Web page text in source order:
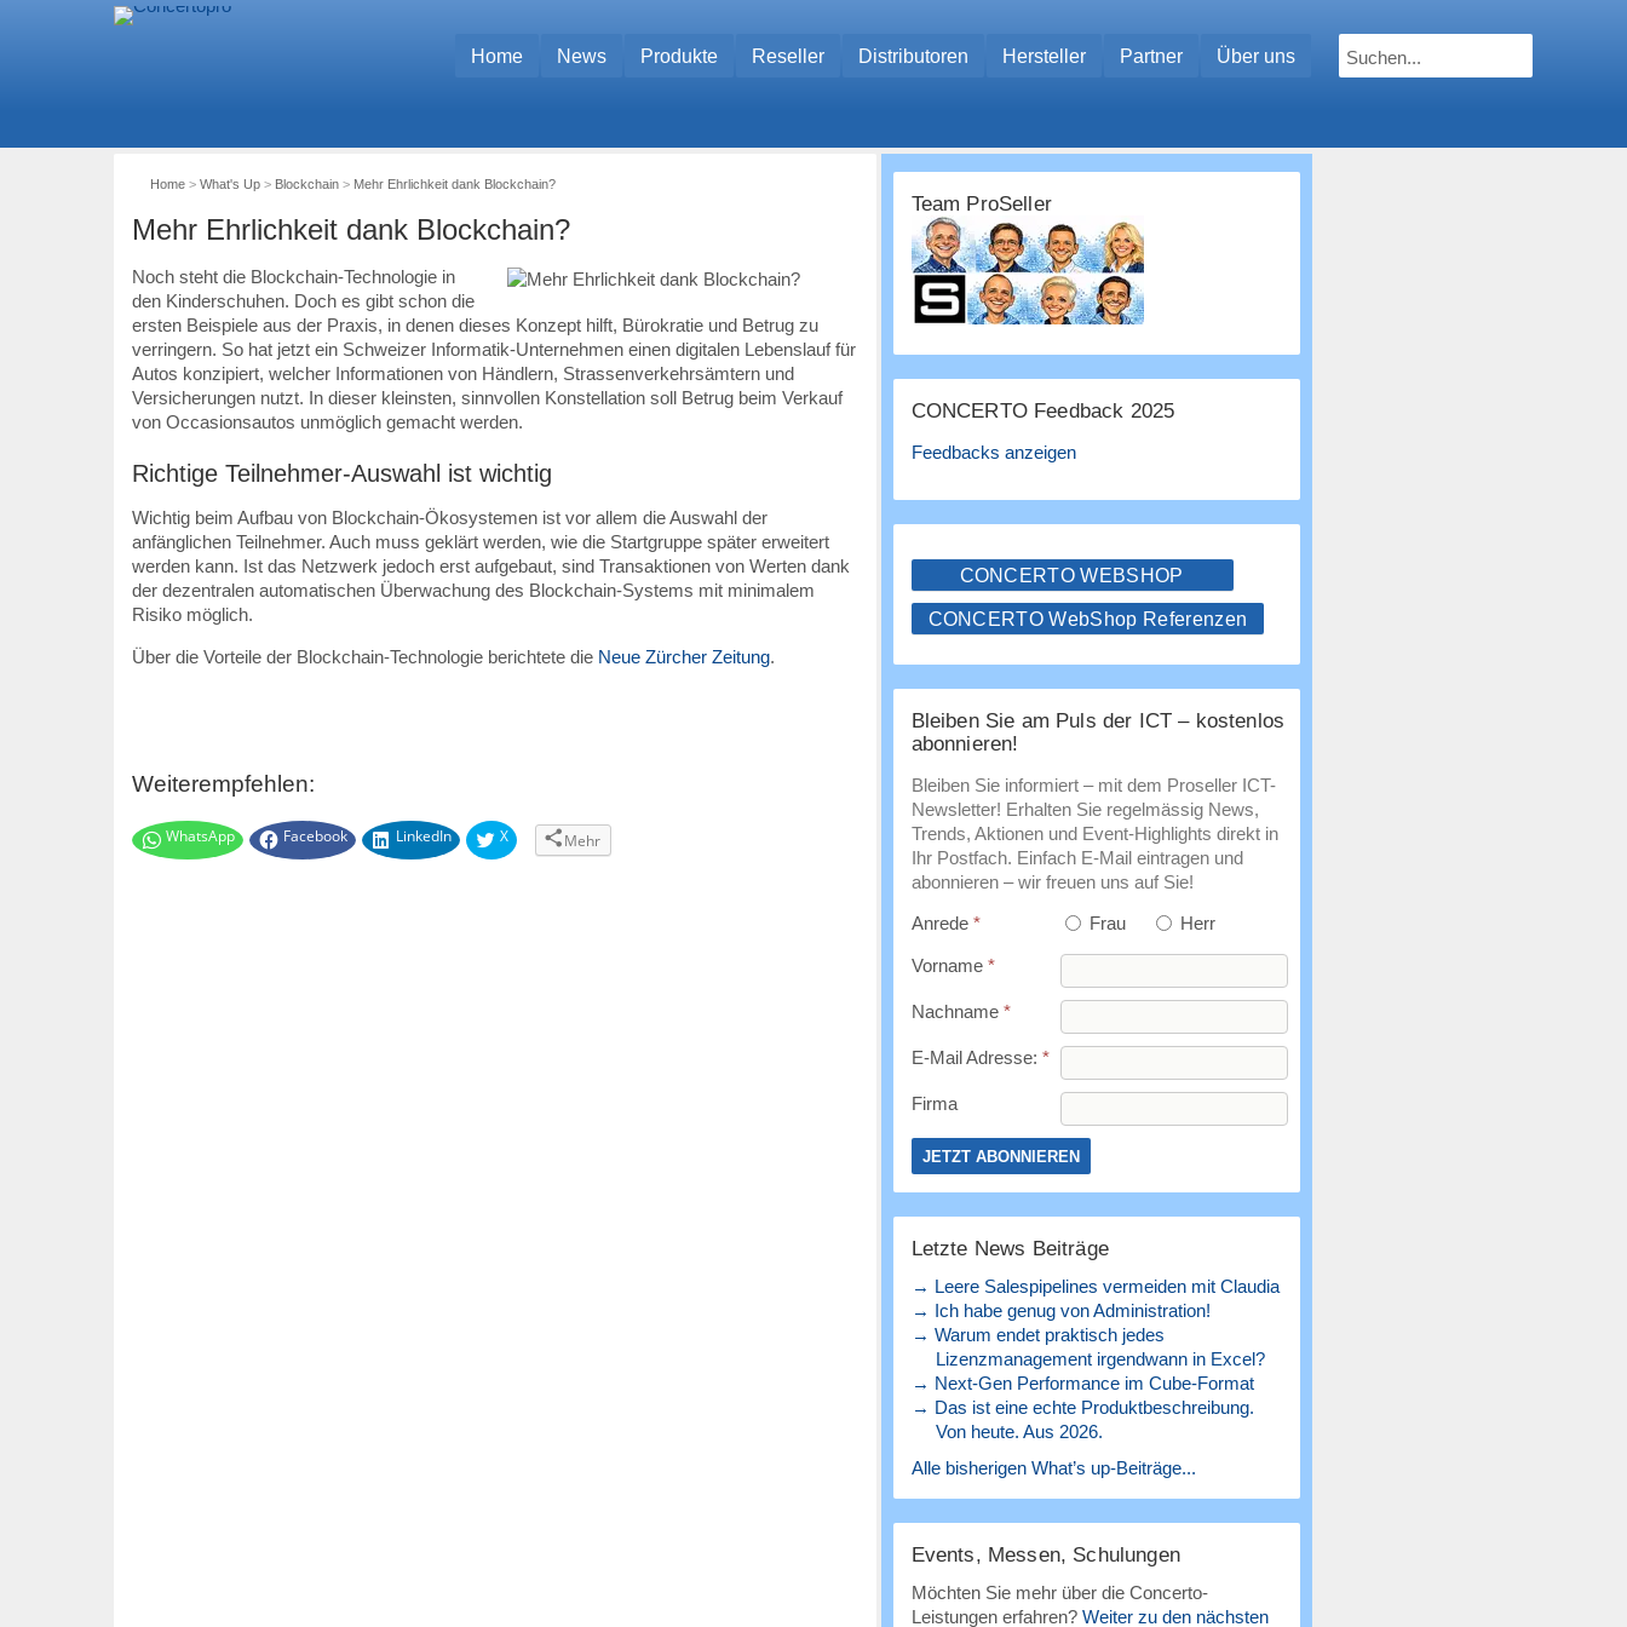
Home News Produkte Reseller Distributoren Hersteller Partner Über uns
Home> What's Up> Blockchain> Mehr Ehrlichkeit dank Blockchain?
Mehr Ehrlichkeit dank Blockchain?
Noch steht die Blockchain-Technologie in
den Kinderschuhen. Doch es gibt schon die
ersten Beispiele aus der Praxis, in denen dieses Konzept hilft, Bürokratie und Betrug zu
verringern. So hat jetzt ein Schweizer Informatik-Unternehmen einen digitalen Lebenslauf für
Autos konzipiert, welcher Informationen von Händlern, Strassenverkehrsämtern und
Versicherungen nutzt. In dieser kleinsten, sinnvollen Konstellation soll Betrug beim Verkauf
von Occasionsautos unmöglich gemacht werden.
Richtige Teilnehmer-Auswahl ist wichtig
Wichtig beim Aufbau von Blockchain-Ökosystemen ist vor allem die Auswahl der
anfänglichen Teilnehmer. Auch muss geklärt werden, wie die Startgruppe später erweitert
werden kann. Ist das Netzwerk jedoch erst aufgebaut, sind Transaktionen von Werten dank
der dezentralen automatischen Überwachung des Blockchain-Systems mit minimalem
Risiko möglich.
Über die Vorteile der Blockchain-Technologie berichtete die Neue Zürcher Zeitung.
Weiterempfehlen:
WhatsApp Facebook LinkedIn X Mehr
Team ProSeller
CONCERTO Feedback 2025
Feedbacks anzeigen
CONCERTO WEBSHOP
CONCERTO WebShop Referenzen
Bleiben Sie am Puls der ICT – kostenlos
abonnieren!
Bleiben Sie informiert – mit dem Proseller ICT-
Newsletter! Erhalten Sie regelmässig News,
Trends, Aktionen und Event-Highlights direkt in
Ihr Postfach. Einfach E-Mail eintragen und
abonnieren – wir freuen uns auf Sie!
Anrede * Frau Herr
Vorname *
Nachname *
E-Mail Adresse: *
Firma
Letzte News Beiträge
→ Leere Salespipelines vermeiden mit Claudia
→ Ich habe genug von Administration!
→ Warum endet praktisch jedes
Lizenzmanagement irgendwann in Excel?
→ Next-Gen Performance im Cube-Format
→ Das ist eine echte Produktbeschreibung.
Von heute. Aus 2026.
Alle bisherigen What’s up-Beiträge...
Events, Messen, Schulungen
Möchten Sie mehr über die Concerto-
Leistungen erfahren? Weiter zu den nächsten